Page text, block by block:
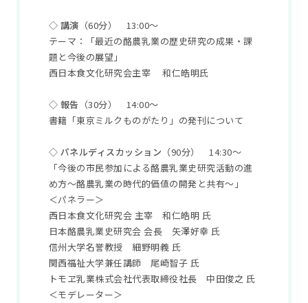
◇ 講演 （60分）
13:00～
テーマ：「最近の酪農乳業の歴史研究の成果・課
題と今後の展望」
西日本食文化研究会主宰 和仁皓明氏
◇ 報告 （30分）
14:00～
書籍「東京ミルクものがたり」の発刊について
◇ パネルディスカッション （90分）
14:30～
「今後の市民参加による酪農乳業史研究活動の進
め方〜酪農乳業の時代的価値の開発と共有〜」
＜パネラー＞
西日本食文化研究会 主宰 和仁皓明 氏
日本酪農乳業史研究会 会長 矢澤好幸 氏
信州大学名誉教授 細野明義 氏
関西福祉大学兼任講師 尾崎智子 氏
トモヱ乳業株式会社代表取締役社長 中田俊之 氏
＜モデレーター＞